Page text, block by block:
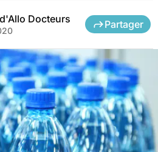
Docteurs Partager